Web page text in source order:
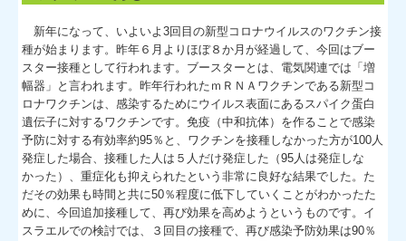
新年になって、いよいよ3回目の新型コロナウイルスのワクチン接
種が始まります。昨年６月よりほぼ８か月が経過して、今回はブー
スター接種として行われます。ブースターとは、電気関連では「増
幅器」と言われます。昨年行われたｍＲＮＡワクチンである新型コ
ロナワクチンは、感染するためにウイルス表面にあるスパイク蛋白
遺伝子に対するワクチンです。免疫（中和抗体）を作ることで感染
予防に対する有効率約95％と、ワクチンを接種しなかった方が100人
発症した場合、接種した人は５人だけ発症した（95人は発症しな
かった）、重症化も抑えられたという非常に良好な結果でした。た
だその効果も時間と共に50％程度に低下していくことがわかったた
めに、今回追加接種して、再び効果を高めようというものです。イ
スラエルでの検討では、３回目の接種で、再び感染予防効果は90％